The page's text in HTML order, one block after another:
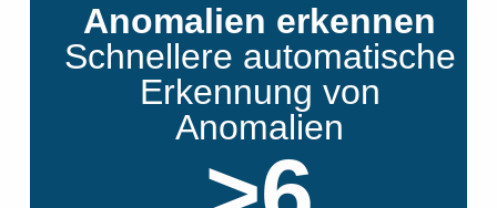
Anomalien erkennen
Schnellere automatische
Erkennung von
Anomalien